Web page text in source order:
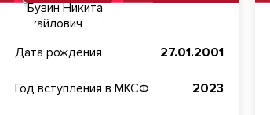
Дата рождения 27.01.2001
Год вступления в МКСФ 2023